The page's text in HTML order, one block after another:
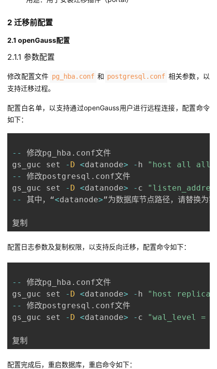
2 迁移前配置
2.1 openGauss配置
2.1.1 参数配置
修改配置文件 pg_hba.conf 和 postgresql.conf 相关参数，以
支持迁移过程。
配置白名单，以支持通过openGauss用户进行远程连接，配置命令
如下：
-- 修改pg_hba . conf文件
gs_guc set
- D <datanode> - h
"host all all
--
修改postgresql . conf文件
gs_guc set
- D <datanode> - c
--
其中，“<datanode>”为数据库节点路径，请替换为
复制
配置日志参数及复制权限，以支持反向迁移，配置命令如下：
-- 修改pg_hba . conf文件
gs_guc set
- D <datanode> - h
"host
--
修改postgresql . conf文件
gs_guc set
- D <datanode> - c "wal_level =
复制
配置完成后，重启数据库，重启命令如下：